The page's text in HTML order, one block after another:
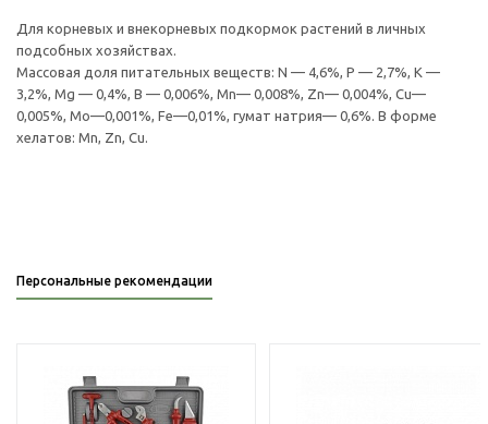
Для корневых и внекорневых подкормок растений в личных
подсобных хозяйствах.
Массовая доля питательных веществ: N — 4,6%, P — 2,7%, K —
3,2%, Mg — 0,4%, B — 0,006%, Mn— 0,008%, Zn— 0,004%, Cu—
0,005%, Mo—0,001%, Fe—0,01%, гумат натрия— 0,6%. В форме
хелатов: Mn, Zn, Cu.
Персональные рекомендации